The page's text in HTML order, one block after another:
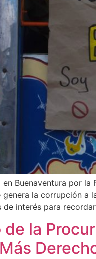
en Buenaventura por
la corrupción a
interés para
la